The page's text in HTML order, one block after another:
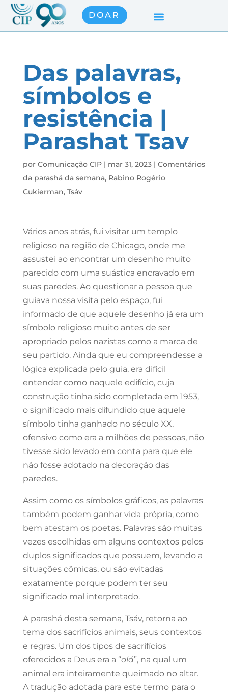
DOAR
Das palavras,
símbolos e
resistência |
Parashat Tsav
por Comunicação CIP| mar 31, 2023| Comentários
da parashá da semana, Rabino Rogério
Cukierman, Tsáv
Vários anos atrás, fui visitar um templo
religioso na região de Chicago, onde me
assustei ao encontrar um desenho muito
parecido com uma suástica encravado em
suas paredes. Ao questionar a pessoa que
guiava nossa visita pelo espaço, fui
informado de que aquele desenho já era um
símbolo religioso muito antes de ser
apropriado pelos nazistas como a marca de
seu partido. Ainda que eu compreendesse a
lógica explicada pelo guia, era difícil
entender como naquele edifício, cuja
construção tinha sido completada em 1953,
o significado mais difundido que aquele
símbolo tinha ganhado no século XX,
ofensivo como era a milhões de pessoas, não
tivesse sido levado em conta para que ele
não fosse adotado na decoração das
paredes.
Assim como os símbolos gráficos, as palavras
também podem ganhar vida própria, como
bem atestam os poetas. Palavras são muitas
vezes escolhidas em alguns contextos pelos
duplos significados que possuem, levando a
situações cômicas, ou são evitadas
exatamente porque podem ter seu
significado mal interpretado.
A parashá desta semana, Tsáv, retorna ao
tema dos sacrifícios animais, seus contextos
e regras. Um dos tipos de sacrifícios
oferecidos a Deus era a “olá”, na qual um
animal era inteiramente queimado no altar.
A tradução adotada para este termo para o